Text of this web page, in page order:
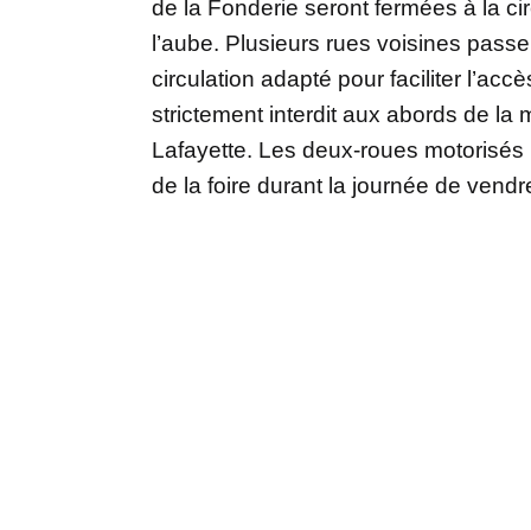
de la Fonderie seront fermées à la
l’aube. Plusieurs rues voisines
circulation adapté pour faciliter
strictement interdit aux abords de la
Lafayette. Les deux-roues
de la foire durant la journée de